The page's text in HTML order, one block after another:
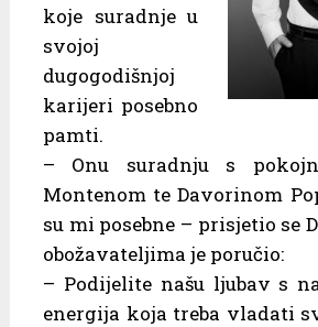
koje suradnje u
svojoj
dugogodišnjoj
karijeri posebno
pamti.
– Onu suradnju s
Montenom te Davorinom
su mi posebne – prisjetio se
obožavateljima je poručio:
– Podijelite našu ljubav s
energija koja treba vladati